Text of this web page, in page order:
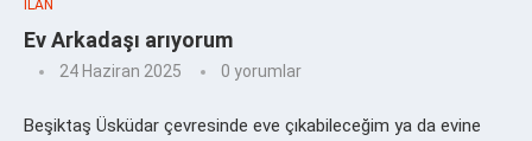
İLAN
Ev Arkadaşı arıyorum
24 Haziran 2025 0 yorumlar
Beşiktaş Üsküdar çevresinde eve çıkabileceğim ya da evine